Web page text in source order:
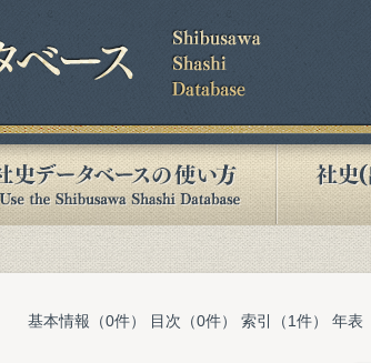
基本情報（0件） 目次（0件） 索引（1件） 年表